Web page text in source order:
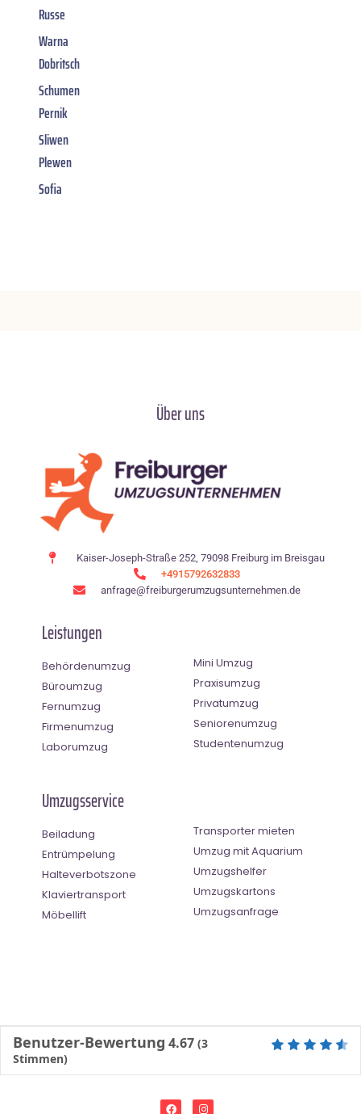
Russe
Warna
Dobritsch
Schumen
Pernik
Sliwen
Plewen
Sofia
Über uns
Kaiser-Joseph-Straße 252, 79098 Freiburg im Breisgau
+4915792632833
anfrage@freiburgerumzugsunternehmen.de
Leistungen
Behördenumzug
Büroumzug
Fernumzug
Firmenumzug
Laborumzug
Mini Umzug
Praxisumzug
Privatumzug
Seniorenumzug
Studentenumzug
Umzugsservice
Beiladung
Entrümpelung
Halteverbotszone
Klaviertransport
Möbellift
Transporter mieten
Umzug mit Aquarium
Umzugshelfer
Umzugskartons
Umzugsanfrage
Benutzer-Bewertung 4.67 (3
Stimmen)